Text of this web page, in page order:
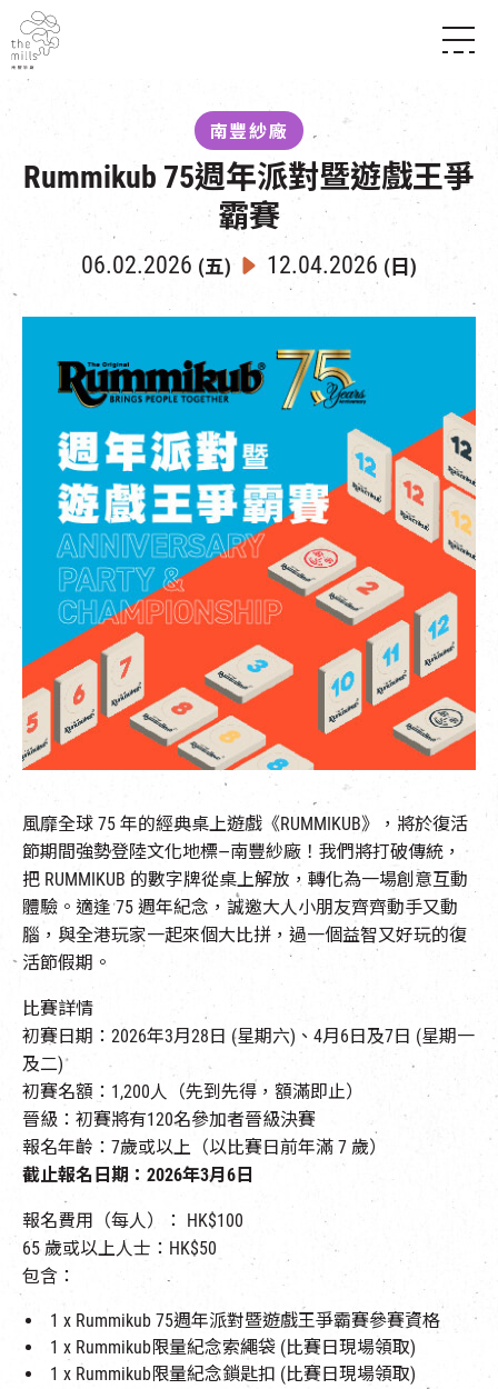
媒體中心
南豐店堂
商店
活動場地
所有活動
世界之約
導賞團
體驗走進南豐紗廠
南豐作坊
到訪我們
開放時間及位置
穿梭巴士服務
停車場
NF TOUCH
|簡
南豐紗廠
Rummikub 75週年派對暨遊戲王爭
霸賽
06.02.2026 (五) 12.04.2026 (日)
風靡全球 75 年的經典桌上遊戲《RUMMIKUB》，將於復活
節期間強勢登陸文化地標—南豐紗廠！我們將打破傳統，
把 RUMMIKUB 的數字牌從桌上解放，轉化為一場創意互動
體驗。適逢 75 週年紀念，誠邀大人小朋友齊齊動手又動
腦 ， 與全港玩家一起來個大比拼， 過一個益智又好玩的復
活節假期 。
比賽詳情
初賽日期： 2026年3月28日 (星期六)、4月6日及7日 (星期一
及二)
初賽名額：1,200人（先到先得，額滿即止）
晉級：初賽將有120名參加者晉級決賽
報名年齡： 7歲或以上（以比賽日前年滿 7 歲）
截止報名日期：2026年3月6日
報名費用（每人）： HK$100
65 歲或以上人士：HK$50
包含：
1 x Rummikub 75週年派對暨遊戲王爭霸賽參賽資格
1 x Rummikub限量紀念索繩袋 (比賽日現場領取)
1 x Rummikub限量紀念鎖匙扣 (比賽日現場領取)